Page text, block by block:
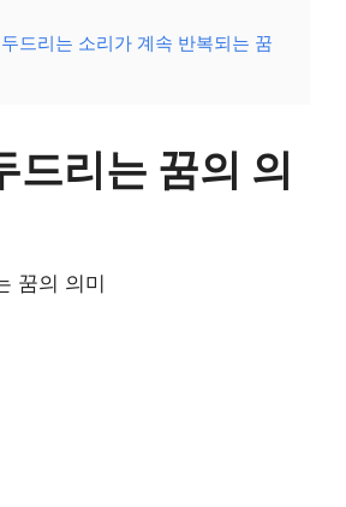
드리는 소리가 계속 반복되는 꿈
드리는 꿈의 의